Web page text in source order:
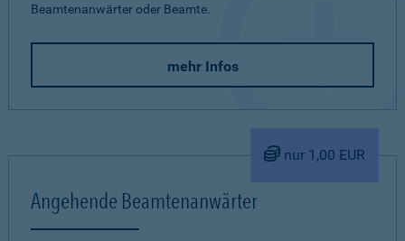
Beamtenanwärter oder Beamte.
mehr Infos
nur 1,00 EUR
Angehende Beamtenanwärter